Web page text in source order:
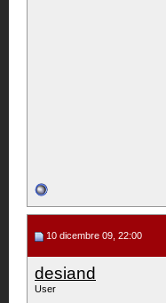
10 dicembre 09, 22:00
desiand
User